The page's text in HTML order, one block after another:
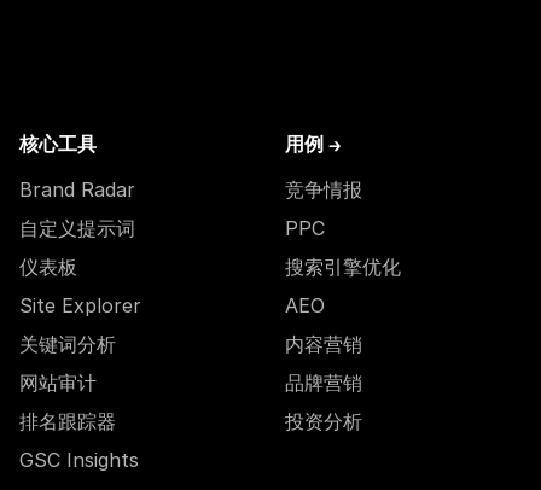
核心工具
Brand Radar
自定义提示词
仪表板
Site Explorer
关键词分析
网站审计
排名跟踪器
GSC Insights
用例 →
竞争情报
PPC
搜索引擎优化
AEO
内容营销
品牌营销
投资分析